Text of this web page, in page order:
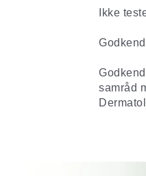
Ikke
samråd